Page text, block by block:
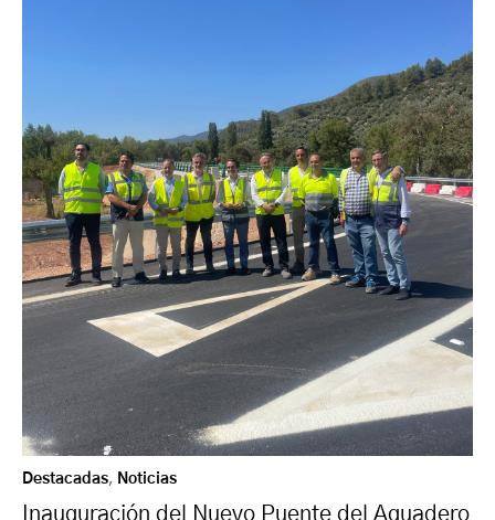
Destacadas, Noticias
Inauguración del Nuevo Puente del Aguadero